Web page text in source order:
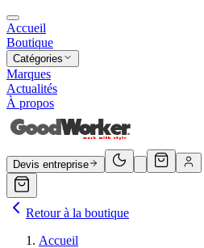
Accueil
Boutique
Catégories
Marques
Actualités
À propos
Devis entreprise
Retour à la boutique
Accueil